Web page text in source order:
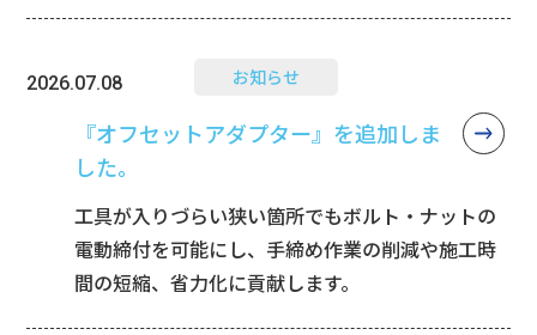
2026.07.08 お知らせ
『オフセットアダプター』を追加しま
した。
工具が入りづらい狭い箇所でもボルト・ナットの
電動締付を可能にし、手締め作業の削減や施工時
間の短縮、省力化に貢献します。